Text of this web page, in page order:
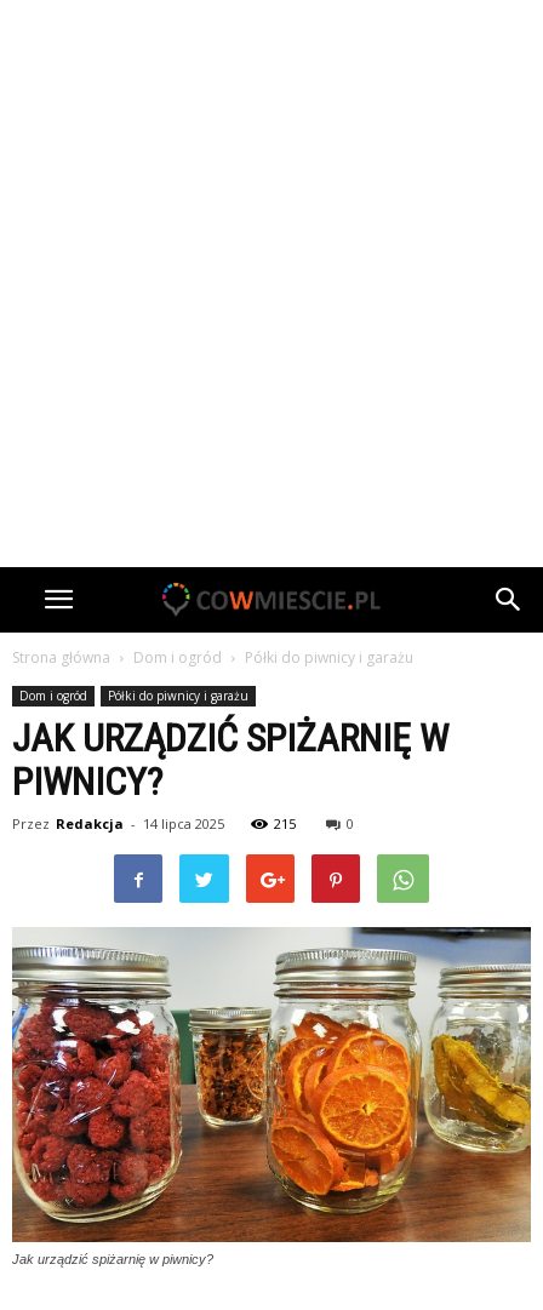
Strona główna Dom i ogród Półki do piwnicy i garażu
Dom i ogród Półki do piwnicy i garażu
JAK URZĄDZIĆ SPIŻARNIĘ W
PIWNICY?
Przez Redakcja - 14 lipca 2025 215 0
Jak urządzić spiżarnię w piwnicy?